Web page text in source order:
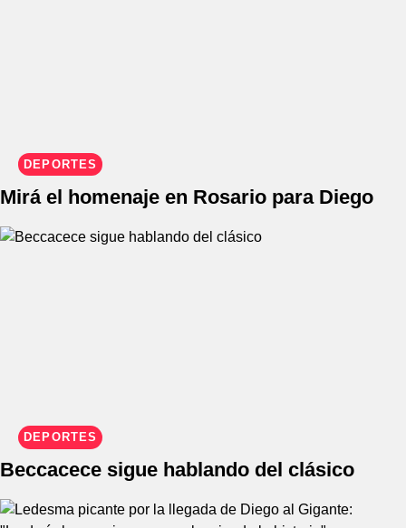
DEPORTES
Mirá el homenaje en Rosario para Diego
DEPORTES
Beccacece sigue hablando del clásico